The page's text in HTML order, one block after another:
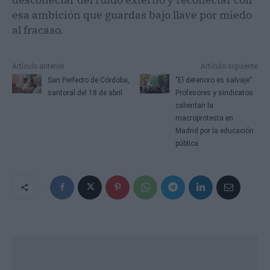
esa ambición que guardas bajo llave por miedo
al fracaso.
Artículo anterior
San Perfecto de Córdoba,
santoral del 18 de abril
Artículo siguiente
"El deterioro es salvaje":
Profesores y sindicatos
calientan la
macroprotesta en
Madrid por la educación
pública